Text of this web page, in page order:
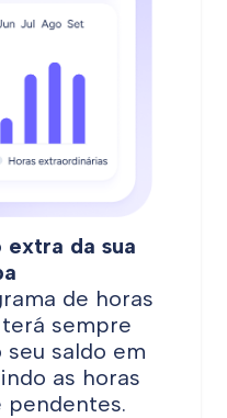
da sua
de horas
sempre
saldo em
as horas
pendentes.